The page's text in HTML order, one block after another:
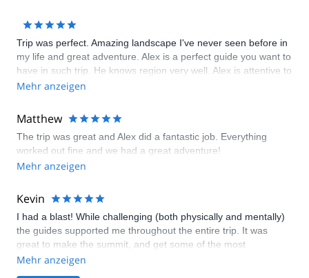
Trip was perfect. Amazing landscape I've never seen before in
my life and great adventure. Alex is a perfect guide you want to
have in such trip. He knows region very well. Alex is attentive to
details and adjust route and speed to your conditions. If I go to
such amazing trip.
Mehr anzeigen
Matthew
The trip was great and Alex did a fantastic job. Everything
worked out fine and we had a great adventure!
Mehr anzeigen
Kevin
I had a blast! While challenging (both physically and mentally)
the guides supported me throughout the entire trip. It was
great to make the summit, and get some of the most
spectacular views that only Colombia can offer. Totally
Mehr anzeigen